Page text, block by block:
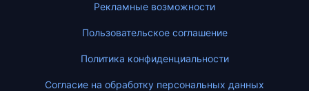
Рекламные возможности
Пользовательское соглашение
Политика конфиденциальности
Согласие на обработку персональных данных